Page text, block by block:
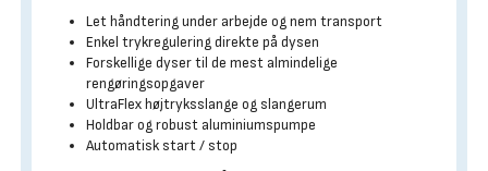
Let håndtering under arbejde og nem transport
Enkel trykregulering direkte på dysen
Forskellige dyser til de mest almindelige
rengøringsopgaver
UltraFlex højtryksslange og slangerum
Holdbar og robust aluminiumspumpe
Automatisk start / stop